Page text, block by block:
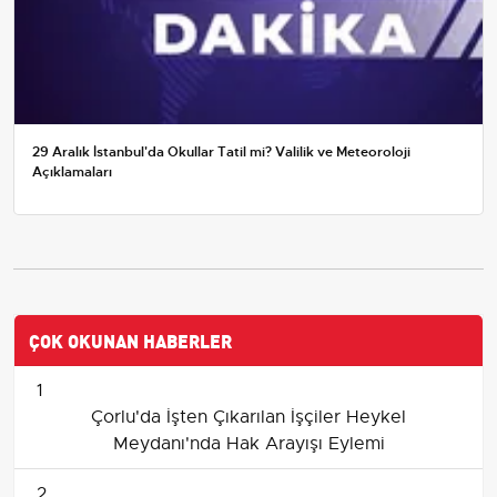
29 Aralık İstanbul'da Okullar Tatil mi? Valilik ve Meteoroloji
Açıklamaları
ÇOK OKUNAN HABERLER
1
Çorlu'da İşten Çıkarılan İşçiler Heykel
Meydanı'nda Hak Arayışı Eylemi